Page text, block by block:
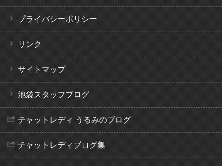
プライバシーポリシー
リンク
サイトマップ
池袋スタッフブログ
チャットレディ うるみのブログ
チャットレディブログ集